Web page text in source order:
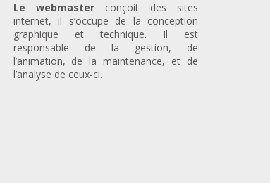
Le webmasterconçoit des sites
internet, il s’occupe de la conception
graphique et technique. Il est
responsable de la gestion, de
l’animation, de la maintenance, et de
l’analyse de ceux-ci.